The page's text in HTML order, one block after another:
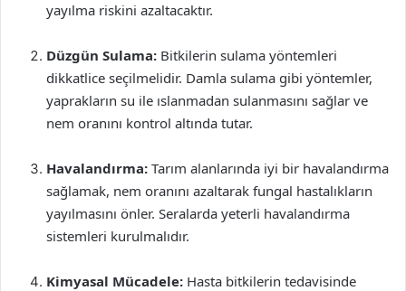
yayılma riskini azaltacaktır.
Düzgün Sulama: Bitkilerin sulama yöntemleri
dikkatlice seçilmelidir. Damla sulama gibi yöntemler,
yaprakların su ile ıslanmadan sulanmasını sağlar ve
nem oranını kontrol altında tutar.
Havalandırma: Tarım alanlarında iyi bir havalandırma
sağlamak, nem oranını azaltarak fungal hastalıkların
yayılmasını önler. Seralarda yeterli havalandırma
sistemleri kurulmalıdır.
Kimyasal Mücadele: Hasta bitkilerin tedavisinde